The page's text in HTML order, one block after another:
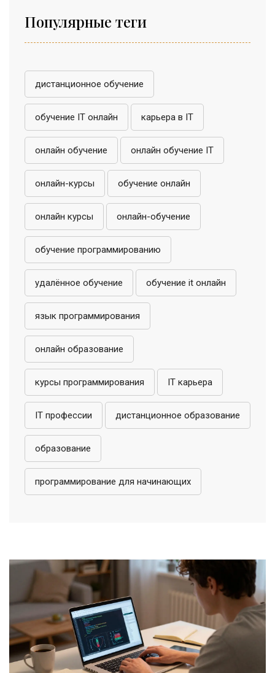
Популярные теги
дистанционное обучение
обучение IT онлайн карьера в IT
онлайн обучение онлайн обучение IT
онлайн-курсы обучение онлайн
онлайн курсы онлайн-обучение
обучение программированию
удалённое обучение обучение it онлайн
язык программирования
онлайн образование
курсы программирования IT карьера
IT профессии дистанционное образование
образование
программирование для начинающих